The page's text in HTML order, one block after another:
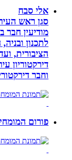
אלי סבח
סגן ראש העיר.
מודיעין חבר
לתכנון ובניה,
הציבורית, ועדת
דירקטוריון
וחבר דירקטוריון
פורום המומחים